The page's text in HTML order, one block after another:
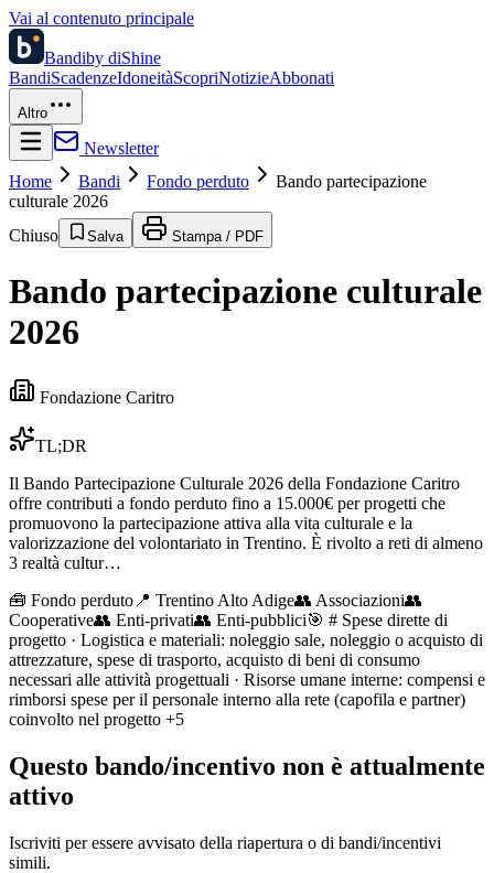
Vai al contenuto principale
Bandiby diShine
BandiScadenzeIdoneitàScopriNotizieAbbonati
Altro
Newsletter
Home
Bandi Fondo perduto
Bando partecipazione
culturale 2026
Chiuso
Salva Stampa / PDF
Bando partecipazione culturale
2026
Fondazione Caritro
TL;DR
Il Bando Partecipazione Culturale 2026 della Fondazione Caritro
offre contributi a fondo perduto fino a 15.000€ per progetti che
promuovono la partecipazione attiva alla vita culturale e la
valorizzazione del volontariato in Trentino. È rivolto a reti di almeno
3 realtà cultur…
🧰 Fondo perduto 📍 Trentino Alto Adige👥 Associazioni👥
Cooperative👥 Enti-privati👥 Enti-pubblici🎯 # Spese dirette di
progetto · Logistica e materiali: noleggio sale, noleggio o acquisto di
attrezzature, spese di trasporto, acquisto di beni di consumo
necessari alle attività progettuali · Risorse umane interne: compensi e
rimborsi spese per il personale interno alla rete (capofila e partner)
coinvolto nel progetto +5
Questo bando/incentivo non è attualmente
attivo
Iscriviti per essere avvisato della riapertura o di bandi/incentivi
simili.